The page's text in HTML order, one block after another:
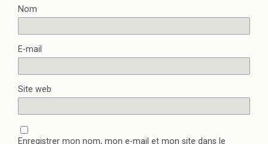
Nom
E-mail
Site web
Enregistrer mon nom, mon e-mail et mon site dans le